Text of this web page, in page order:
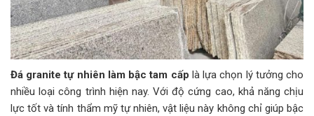
Đá granite tự nhiên làm bậc tam cấp là lựa chọn lý tưởng cho
nhiều loại công trình hiện nay. Với độ cứng cao, khả năng chịu
lực tốt và tính thẩm mỹ tự nhiên, vật liệu này không chỉ giúp bậc